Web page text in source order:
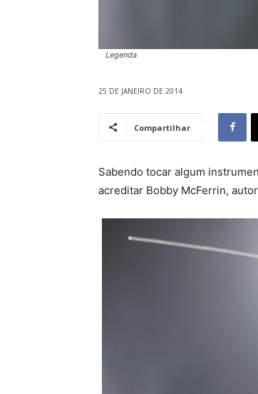
Legenda
25 DE JANEIRO DE 2014
Compartilhar
Sabendo tocar algum
acreditar Bobby McFerrin,